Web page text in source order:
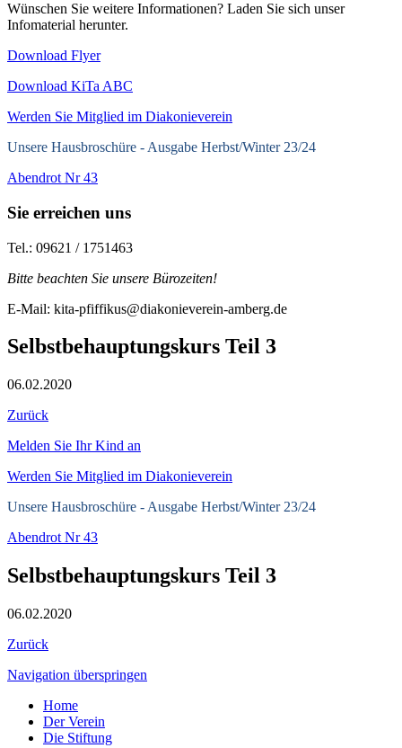
Wünschen Sie weitere Informationen? Laden Sie sich unser
Infomaterial herunter.
Download Flyer
Download KiTa ABC
Werden Sie Mitglied im Diakonieverein
Unsere Hausbroschüre - Ausgabe Herbst/Winter 23/24
Abendrot Nr 43
Sie erreichen uns
Tel.: 09621 / 1751463
Bitte beachten Sie unsere Bürozeiten!
E-Mail: kita-pfiffikus@diakonieverein-amberg.de
Selbstbehauptungskurs Teil 3
06.02.2020
Zurück
Melden Sie Ihr Kind an
Werden Sie Mitglied im Diakonieverein
Unsere Hausbroschüre - Ausgabe Herbst/Winter 23/24
Abendrot Nr 43
Selbstbehauptungskurs Teil 3
06.02.2020
Zurück
Navigation überspringen
Home
Der Verein
Die Stiftung